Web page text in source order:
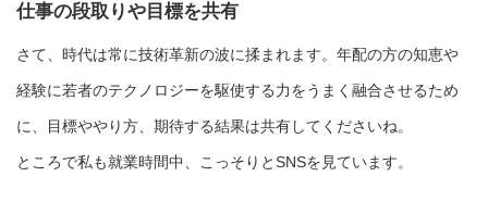
仕事の段取りや目標を共有
さて、時代は常に技術革新の波に揉まれます。年配の方の知恵や
経験に若者のテクノロジーを駆使する力をうまく融合させるため
に、目標ややり方、期待する結果は共有してくださいね。
ところで私も就業時間中、こっそりとSNSを見ています。